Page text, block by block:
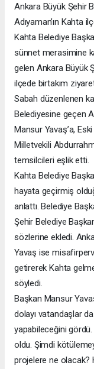
Ankara Büyük Şehir
Adıyaman’ın Kahta
Kahta Belediye
sünnet merasimine
gelen Ankara Büyük
ilçede birtakım
Sabah düzenlenen
Belediyesine geçen
Mansur Yavaş’a,
Milletvekili
temsilcileri eşlik etti.
Kahta Belediye
hayata geçirmiş
anlattı. Belediye
Şehir Belediye
sözlerine ekledi.
Yavaş ise
getirerek Kahta
söyledi.
Başkan Mansur
dolayı vatandaşlar
yapabileceğini gördü.
oldu. Şimdi
projelere ne olacak?